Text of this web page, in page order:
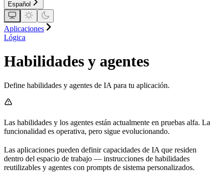
Español
Aplicaciones
Lógica
Habilidades y agentes
Define habilidades y agentes de IA para tu aplicación.
Las habilidades y los agentes están actualmente en pruebas alfa. La
funcionalidad es operativa, pero sigue evolucionando.
Las aplicaciones pueden definir capacidades de IA que residen
dentro del espacio de trabajo — instrucciones de habilidades
reutilizables y agentes con prompts de sistema personalizados.